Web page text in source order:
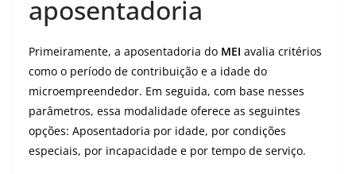
aposentadoria
Primeiramente, a aposentadoria do MEI avalia critérios
como o período de contribuição e a idade do
microempreendedor. Em seguida, com base nesses
parâmetros, essa modalidade oferece as seguintes
opções: Aposentadoria por idade, por condições
especiais, por incapacidade e por tempo de serviço.